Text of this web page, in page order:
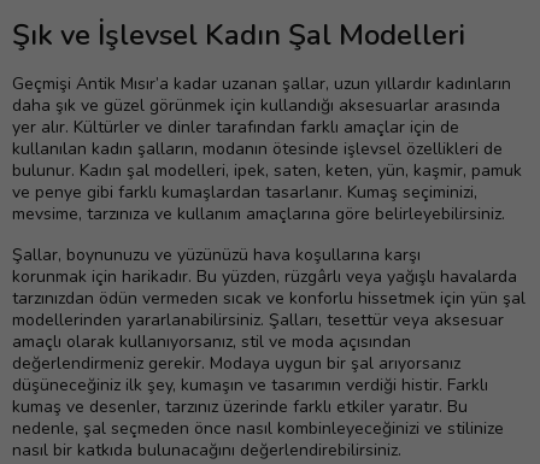
Şık ve İşlevsel Kadın Şal Modelleri
Geçmişi Antik Mısır’a kadar uzanan şallar, uzun yıllardır kadınların
daha şık ve güzel görünmek için kullandığı aksesuarlar arasında
yer alır. Kültürler ve dinler tarafından farklı amaçlar için de
kullanılan kadın şalların, modanın ötesinde işlevsel özellikleri de
bulunur. Kadın şal modelleri, ipek, saten, keten, yün, kaşmir, pamuk
ve penye gibi farklı kumaşlardan tasarlanır. Kumaş seçiminizi,
mevsime, tarzınıza ve kullanım amaçlarına göre belirleyebilirsiniz.
Şallar, boynunuzu ve yüzünüzü hava koşullarına karşı
korunmak için harikadır. Bu yüzden, rüzgârlı veya yağışlı havalarda
tarzınızdan ödün vermeden sıcak ve konforlu hissetmek için yün şal
modellerinden yararlanabilirsiniz. Şalları, tesettür veya aksesuar
amaçlı olarak kullanıyorsanız, stil ve moda açısından
değerlendirmeniz gerekir. Modaya uygun bir şal arıyorsanız
düşüneceğiniz ilk şey, kumaşın ve tasarımın verdiği histir. Farklı
kumaş ve desenler, tarzınız üzerinde farklı etkiler yaratır. Bu
nedenle, şal seçmeden önce nasıl kombinleyeceğinizi ve stilinize
nasıl bir katkıda bulunacağını değerlendirebilirsiniz.